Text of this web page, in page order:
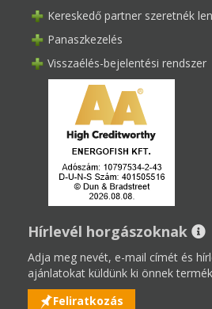
Kereskedő partner szeretnék
Panaszkezelés
Visszaélés-bejelentési rendszer
Hírlevél horgászoknak
Adja meg nevét, e-mail címét és
ajánlatokat küldünk ki önnek
Feliratkozás